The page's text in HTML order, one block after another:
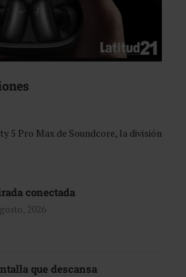
5 Pro Max de Soundcore, la división
conectada
2026
que descansa